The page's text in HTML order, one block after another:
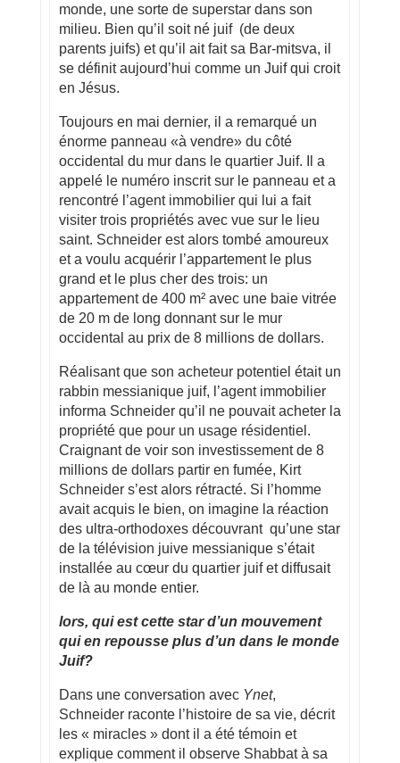
monde, une sorte de superstar dans son
milieu. Bien qu’il soit né juif (de deux
parents juifs) et qu’il ait fait sa Bar-mitsva, il
se définit aujourd’hui comme un Juif qui croit
en Jésus.
Toujours en mai dernier, il a remarqué un
énorme panneau «à vendre» du côté
occidental du mur dans le quartier Juif. Il a
appelé le numéro inscrit sur le panneau et a
rencontré l’agent immobilier qui lui a fait
visiter trois propriétés avec vue sur le lieu
saint. Schneider est alors tombé amoureux
et a voulu acquérir l’appartement le plus
grand et le plus cher des trois: un
appartement de 400 m² avec une baie vitrée
de 20 m de long donnant sur le mur
occidental au prix de 8 millions de dollars.
Réalisant que son acheteur potentiel était un
rabbin messianique juif, l’agent immobilier
informa Schneider qu’il ne pouvait acheter la
propriété que pour un usage résidentiel.
Craignant de voir son investissement de 8
millions de dollars partir en fumée, Kirt
Schneider s’est alors rétracté. Si l’homme
avait acquis le bien, on imagine la réaction
des ultra-orthodoxes découvrant qu’une star
de la télévision juive messianique s’était
installée au cœur du quartier juif et diffusait
de là au monde entier.
lors, qui est cette star d’un mouvement
qui en repousse plus d’un dans le monde
Juif?
Dans une conversation avec Ynet,
Schneider raconte l’histoire de sa vie, décrit
les « miracles » dont il a été témoin et
explique comment il observe Shabbat à sa